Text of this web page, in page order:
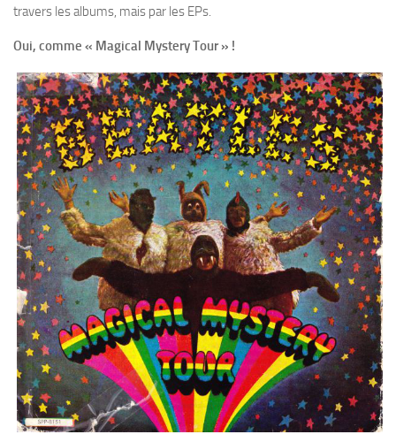
travers les albums, mais par les EPs.
Oui, comme « Magical Mystery Tour » !